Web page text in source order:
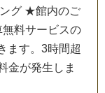
グ ★館内のご
料サービスの
ます。3時間超
金が発生しま